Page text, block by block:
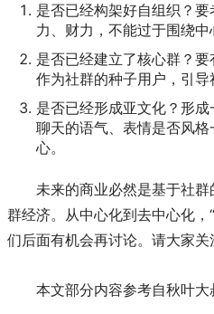
是否已经构架好自组织？
力、财力，不能过于围绕中
是否已经建立了核心群？
作为社群的种子用户，引导
是否已经形成亚文化？形
聊天的语气、表情是否风
心。
未来的商业必然是基于社
群经济。从中心化到去中心化
们后面有机会再讨论。请大家关
本文部分内容参考自秋叶大